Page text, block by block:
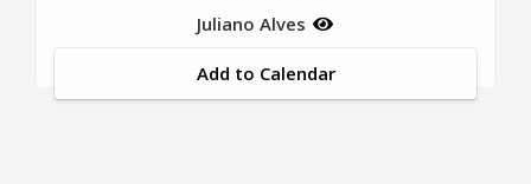
Juliano Alves
Add to Calendar